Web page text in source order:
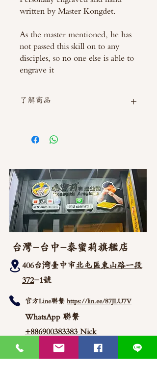
written by Master Kongdet.
As the master mentioned, he has
not passed this skill on to any
disciples, so no one else is able to
engrave it
了解商品
台灣-台中-泰蜜莉旗艦店
406台湾臺中市北屯區東山路一段
372-1號
官方Line聯繫 https://lin.ee/87JLU7V
WhatsApp 聯繫
+886900383383 Nick
+886903517999 Wen